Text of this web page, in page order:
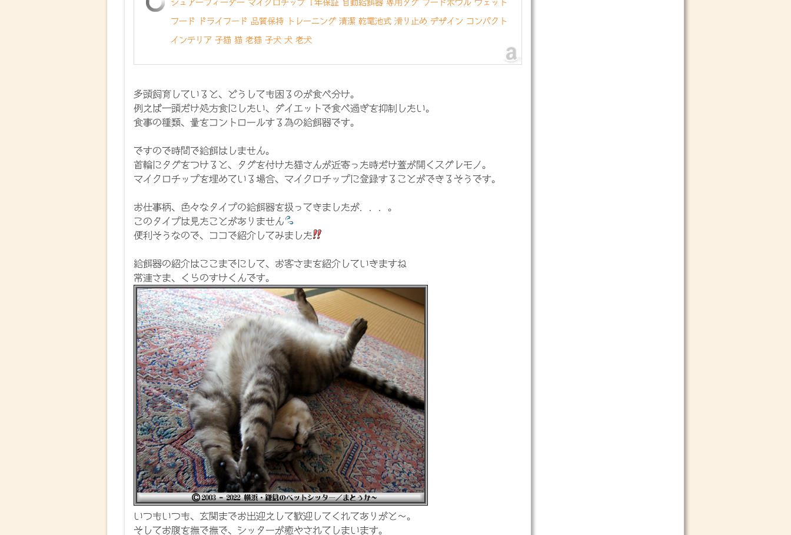
シュアーフィーダー マイクロチップ 1年保証 自動給餌器 専用タグ フードボウル ウェット
フード ドライフード 品質保持 トレーニング 清潔 乾電池式 滑り止め デザイン コンパクト
インテリア 子猫 猫 老猫 子犬 犬 老犬
多頭飼育していると、どうしても困るのが食べ分け。
例えば一頭だけ処方食にしたい、ダイエットで食べ過ぎを抑制したい。
食事の種類、量をコントロールする為の給餌器です。
ですので時間で給餌はしません。
首輪にタグをつけると、タグを付けた猫さんが近寄った時だけ蓋が開くスグレモノ。
マイクロチップを埋めている場合、マイクロチップに登録することができるそうです。
お仕事柄、色々なタイプの給餌器を扱ってきましたが．．．。
このタイプは見たことがありません
便利そうなので、ココで紹介してみました
給餌器の紹介はここまでにして、お客さまを紹介していきますね
常連さま、くらのすけくんです。
いつもいつも、玄関までお出迎えして歓迎してくれてありがと～。
そしてお腹を撫で撫で、シッターが癒やされてしまいます。